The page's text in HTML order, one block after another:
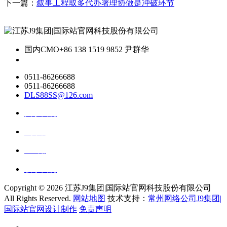
下一篇： 叙事工程取多代办署理协做是冲破环节
国内CMO+86 138 1519 9852 尹群华
0511-86266688
0511-86266688
DLS88SS@126.com
Copyright © 2026 江苏J9集团|国际站官网科技股份有限公司
All Rights Reserved. 网站地图 技术支持： 常州网络公司J9集团|
国际站官网设计制作 免责声明